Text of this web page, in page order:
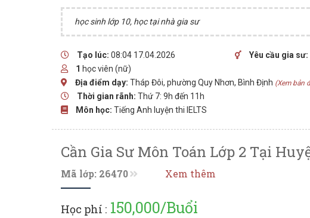
học sinh lớp 10, học tại nhà gia sư
Tạo lúc: 08:04 17.04.2026 Yêu cầu gia sư:
1 học viên (nữ)
Địa điểm dạy: Tháp Đôi, phường Quy Nhơn, Bình Định (Xem bản
Thời gian rãnh: Thứ 7: 9h đến 11h
Môn học: Tiếng Anh luyện thi IELTS
Cần Gia Sư Môn Toán Lớp 2 Tại
Mã lớp: 26470 Xem thêm
Học phí : 150,000/Buổi